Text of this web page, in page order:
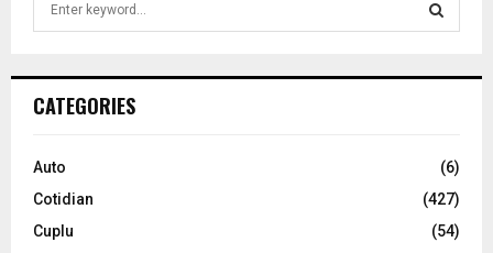
h
o
:
C
CATEGORIES
Auto
(6)
Cotidian
(427)
Cuplu
(54)